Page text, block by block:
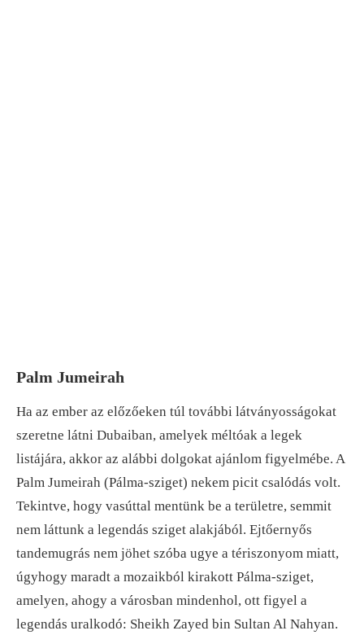
Palm Jumeirah
Ha az ember az előzőeken túl további látványosságokat
szeretne látni Dubaiban, amelyek méltóak a legek
listájára, akkor az alábbi dolgokat ajánlom figyelmébe. A
Palm Jumeirah (Pálma-sziget) nekem picit csalódás volt.
Tekintve, hogy vasúttal mentünk be a területre, semmit
nem láttunk a legendás sziget alakjából. Ejtőernyős
tandemugrás nem jöhet szóba ugye a tériszonyom miatt,
úgyhogy maradt a mozaikból kirakott Pálma-sziget,
amelyen, ahogy a városban mindenhol, ott figyel a
legendás uralkodó: Sheikh Zayed bin Sultan Al Nahyan.